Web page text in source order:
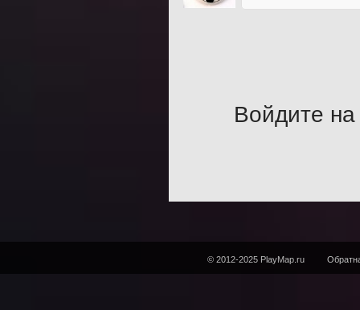
Войдите на
© 2012-2025 PlayMap.ru